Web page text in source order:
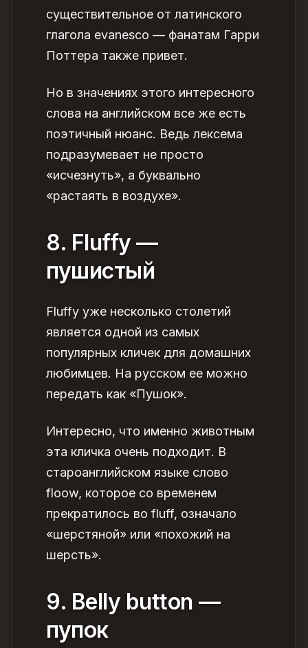
существительное от латинского
глагола evanesco — фанатам Гарри
Поттера также привет.
Но в значениях этого интересного
слова на английском все же есть
поэтичный нюанс. Ведь лексема
подразумевает не просто
«исчезнуть», а буквально
«растаять в воздухе».
8. Fluffy —
пушистый
Fluffy уже несколько столетий
является одной из самых
популярных кличек для домашних
любимцев. На русском ее можно
передать как «Пушок».
Интересно, что именно животным
эта кличка очень подходит. В
староанглийском языке слово
floow, которое со временем
прекратилось во fluff, означало
«шерстяной» или «похожий на
шерсть».
9. Belly button —
пупок